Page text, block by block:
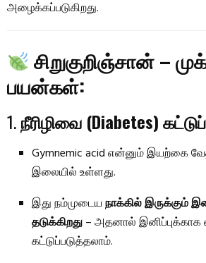
அழைக்கப்படுகிறது.
சிறுகுறிஞ்சான் –
பயன்கள்:
1.நீரிழிவை (Diabetes)
Gymnemic acid என்னும் இயற்கை
இலையில் உள்ளது.
இது நம்முடையநாக்கில் இருக்கும்
தடுக்கிறது– அதனால்
கட்டுப்படுத்தலாம்.